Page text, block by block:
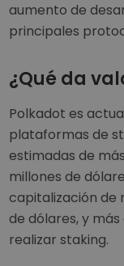
aumento de
principales
¿Qué da
Polkadot es
plataformas de
estimadas de
millones de
capitalización de
de dólares, y
realizar staking.